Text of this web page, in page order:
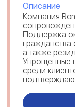
Описание
Компания
Поддержка
гражданства
а также
Упрощенные
среди
гарантии,
надежности ...